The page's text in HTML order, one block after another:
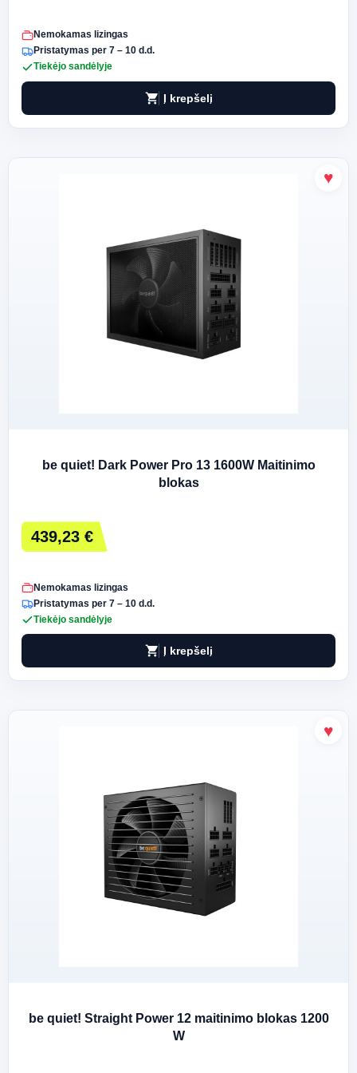
Nemokamas lizingas
Pristatymas per 7 – 10 d.d.
Tiekėjo sandėlyje
shopping_cart Į krepšelį
be quiet! Dark Power Pro 13 1600W Maitinimo
blokas
439,23 €
Nemokamas lizingas
Pristatymas per 7 – 10 d.d.
Tiekėjo sandėlyje
shopping_cart Į krepšelį
be quiet! Straight Power 12 maitinimo blokas 1200
W